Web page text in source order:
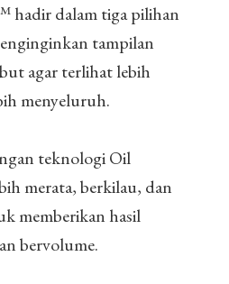
hadir dalam tiga pilihan
tampilan
agar terlihat lebih
menyeluruh.
teknologi Oil
merata, berkilau, dan
memberikan hasil
bervolume.